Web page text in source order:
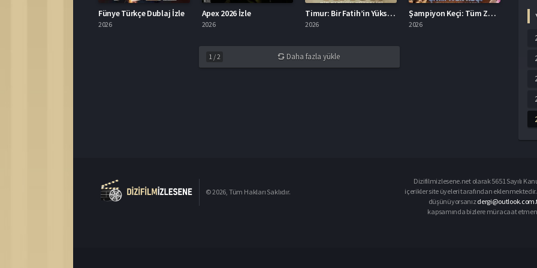
Fünye Türkçe Dublaj İzle
2026
Apex 2026 İzle
2026
Timur: Bir Fatih’in Yükselişi Full HD
2026
Şampiyon Keçi: Tüm Zamanların En İyisi Türkçe Dublaj İzle
2026
1 /2 Daha fazla yükle
© 2026, Tüm Hakları Saklıdır.
Dizifilmizlesene.net olarak 5651 Sayılı
içerikler site üyeleri tarafından
düşünüyorsanız
kapsamında bizlere müracaat